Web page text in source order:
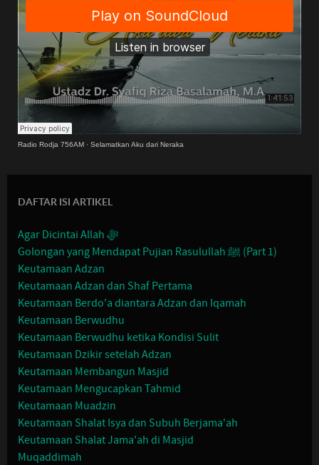
Radio Rodja 756AM · Selamatkan Aku dari Neraka
DAFTAR ISI ARTIKEL
Agar Dicintai Allah ﷻ
Golongan yang Mendapat Pujian Rasulullah ﷺ (Part 1)
Keutamaan Adzan
Keutamaan Adzan dan Shaf Pertama
Keutamaan Berdo'a diantara Adzan dan Iqamah
Keutamaan Berwudhu
Keutamaan Berwudhu ketika Kondisi Sulit
Keutamaan Dzikir setelah Adzan
Keutamaan Membangun Masjid
Keutamaan Mengucapkan Tahmid
Keutamaan Muadzin
Keutamaan Shalat Isya dan Subuh Berjama'ah
Keutamaan Shalat Jama'ah di Masjid
Muqaddimah